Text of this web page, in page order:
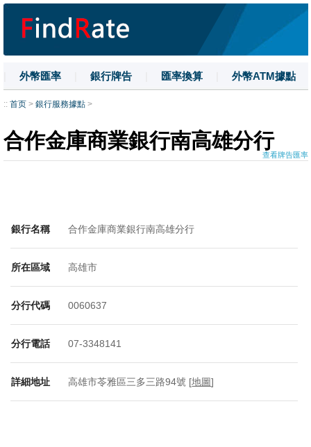
外幣匯率 銀行牌告 匯率換算 外幣ATM據點
| 名詞解釋 | 換匯技巧
:: 首页 > 銀行服務據點 >
合作金庫商業銀行南高雄分行
查看牌告匯率
銀行名稱 合作金庫商業銀行南高雄分行
所在區域 高雄市
分行代碼 0060637
分行電話 07-3348141
詳細地址 高雄市苓雅區三多三路94號 [地圖]